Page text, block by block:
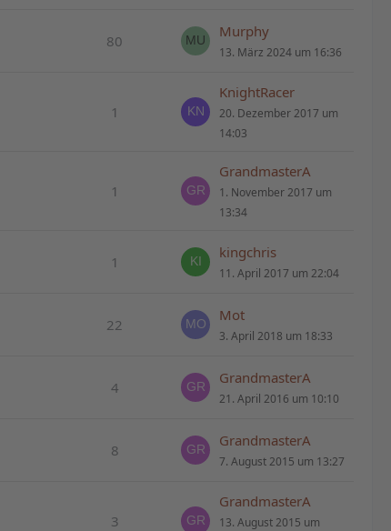
80
Murphy
13. März 2024 um 16:36
1
KnightRacer
20. Dezember 2017 um
14:03
1
GrandmasterA
1. November 2017 um
13:34
1
kingchris
11. April 2017 um 22:04
22
Mot
3. April 2018 um 18:33
4
GrandmasterA
21. April 2016 um 10:10
8
GrandmasterA
7. August 2015 um 13:27
3
GrandmasterA
13. August 2015 um